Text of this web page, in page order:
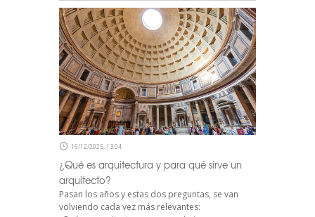
16/12/2025, 13:04
¿Qué es arquitectura y para qué sirve un
arquitecto?
Pasan los años y estas dos preguntas, se van
volviendo cada vez más relevantes: